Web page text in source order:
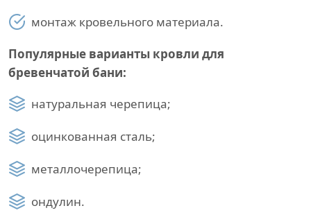
монтаж кровельного материала.
Популярные варианты кровли для
бревенчатой бани:
натуральная черепица;
оцинкованная сталь;
металлочерепица;
ондулин.